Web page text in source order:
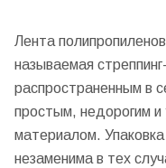
Лента
называемая
распространенным в
простым, недорогим
материалом.
незаменима в тех